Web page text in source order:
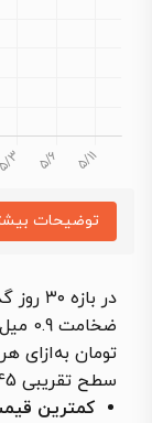
توضیحات
تومان به‌ازای
سطح تقریبی 144,545 تومان امروز رسیده است.
کمترین